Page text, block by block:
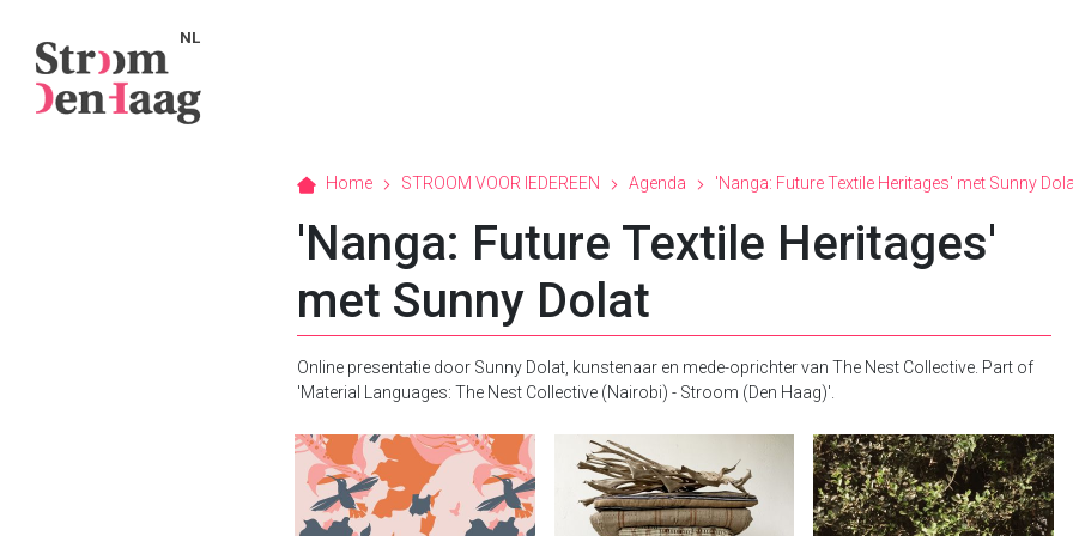
NL
Home STROOM VOOR IEDEREEN Agenda 'Nanga: Future Textile Heritages' met Sunny
'Nanga: Future Textile Heritages'
met Sunny Dolat
Online presentatie door Sunny Dolat, kunstenaar en mede-oprichter van The Nest Collective. Part of
'Material Languages: The Nest Collective (Nairobi) - Stroom (Den Haag)'.